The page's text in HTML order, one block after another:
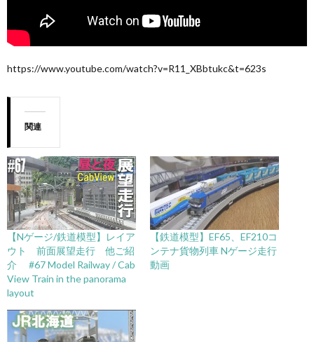
https://www.youtube.com/watch?v=R11_XBbtukc&t=623s
関連
【Nゲージ/鉄道模型】レイア
ウト 前面展望走行 他ご紹
介 #67 Model Railway / Cab
View Train in the panorama
layout
【鉄道模型】EF65、EF210コ
ンテナ貨物列車 Nゲージ走行
動画